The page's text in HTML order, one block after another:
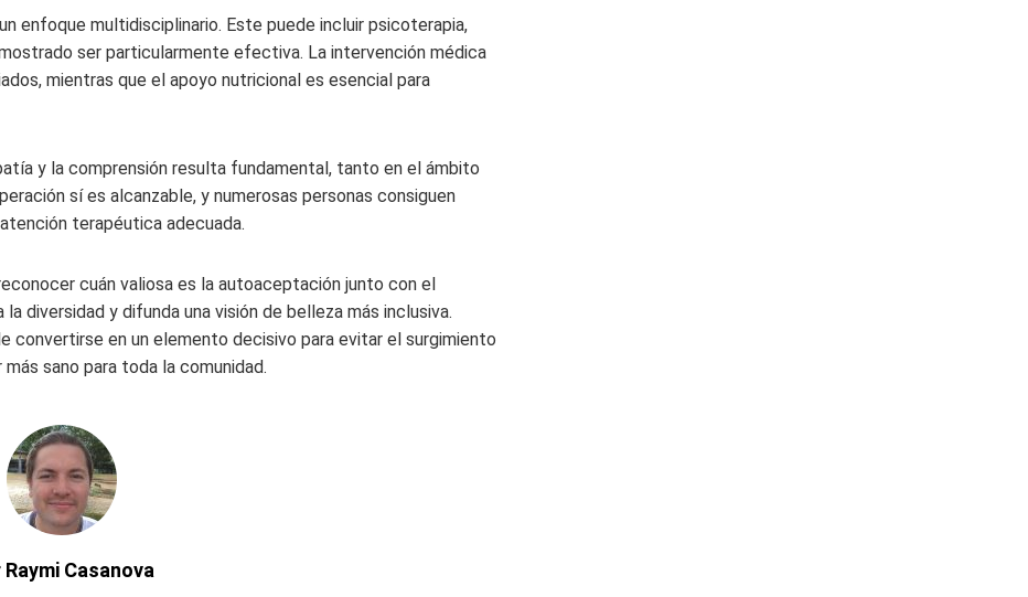
enfoque multidisciplinario. Este puede incluir psicoterapia,
ser particularmente efectiva. La intervención médica
mientras que el apoyo nutricional es esencial para
y la comprensión resulta fundamental, tanto en el ámbito
sí es alcanzable, y numerosas personas consiguen
terapéutica adecuada.
cuán valiosa es la autoaceptación junto con el
diversidad y difunda una visión de belleza más inclusiva.
convertirse en un elemento decisivo para evitar el surgimiento
sano para toda la comunidad.
Raymi Casanova